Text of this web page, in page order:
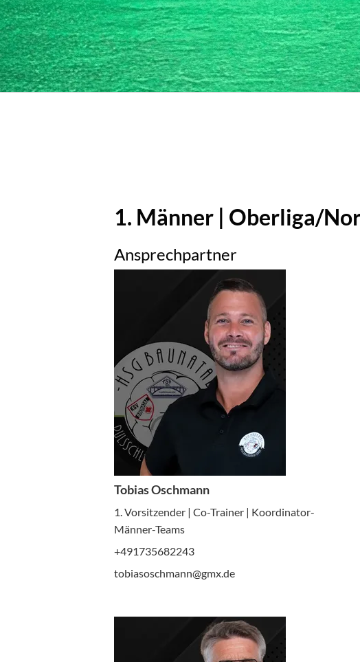
1. Männer | Oberliga/
Ansprechpartner
Tobias Oschmann
1. Vorsitzender | Co-Trainer | Koordinator-
Männer-Teams
+491735682243
tobiasoschmann@gmx.de